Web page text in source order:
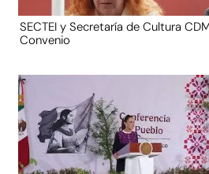
SECTEI y Secretaría de Cultura
Convenio